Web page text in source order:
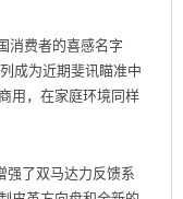
费者的喜感名字
成为近期斐讯瞄准中
用，在家庭环境同样
了双马达力反馈系